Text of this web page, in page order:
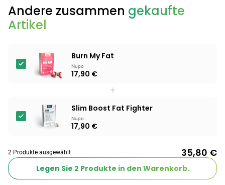
Testzentrum Arzneimittel
&
Hygiene &
Haushalt
Baby &
Familie
Sanitätshaus
Products
BEAUTY & PFLEGE
Linola Forte
juckende, trockene
oder zu
Schuppenflechte
12,28 € 16,37 € -25%
ARZNEIMITTEL & GESUNDHEIT
Vagisan Milchsäure
pH-Wert-
Stabilisierung
12,89 €
ARZNEIMITTEL & GESUNDHEIT
Hametum
Andere zusammen gekaufte
Artikel
Burn My Fat
Nupo
17,90 €
+
Slim Boost Fat Fighter
Nupo
17,90 €
2 Produkte ausgewählt 35,80 €
Legen Sie 2 Produkte in den Warenkorb.